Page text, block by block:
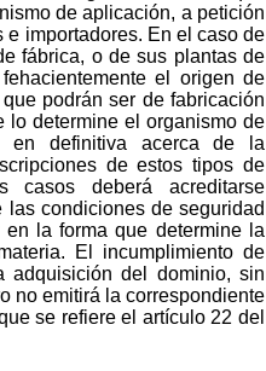
de aplicación, a petición
importadores. En el caso de
fábrica, o de sus plantas de
el origen de
podrán ser de fabricación
lo determine el organismo de
en definitiva acerca de la
de estos tipos de
casos deberá acreditarse
condiciones de seguridad
la forma que determine la
El incumplimiento de
adquisición del dominio, sin
no emitirá la correspondiente
se refiere el artículo 22 del